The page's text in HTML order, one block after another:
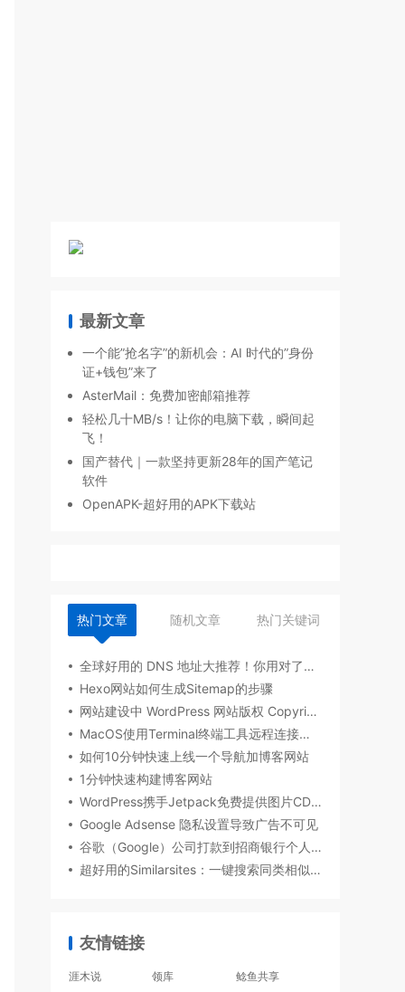
最新文章
一个能”抢名字”的新机会：AI 时代的”身份
证+钱包”来了
AsterMail：免费加密邮箱推荐
轻松几十MB/s！让你的电脑下载，瞬间起
飞！
国产替代｜一款坚持更新28年的国产笔记
软件
OpenAPK-超好用的APK下载站
热门文章 随机文章 热门关键词
全球好用的 DNS 地址大推荐！你用对了吗？
Hexo网站如何生成Sitemap的步骤
网站建设中 WordPress 网站版权 Copyright 如何书写？
MacOS使用Terminal终端工具远程连接阿里云服务器
如何10分钟快速上线一个导航加博客网站
1分钟快速构建博客网站
WordPress携手Jetpack免费提供图片CDN加速，永久缓存！
Google Adsense 隐私设置导致广告不可见
谷歌（Google）公司打款到招商银行个人账户被要求提供合同，怎么办才好？
超好用的Similarsites：一键搜索同类相似网站的神器
友情链接
涯木说 领库
鲶鱼共享